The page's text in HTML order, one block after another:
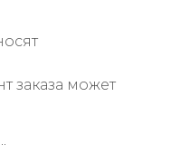
заказа может